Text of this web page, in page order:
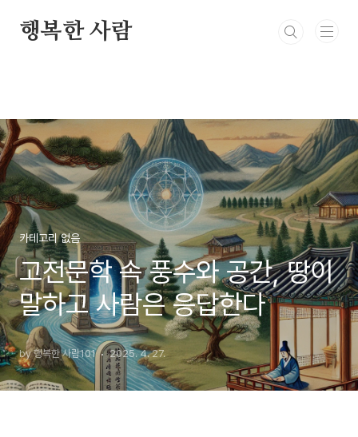
행복한 사람
카테고리 없음
고전문학 속 풍수와 공간, 땅이
말하고 사람은 응답한다
by 행복한 사람101 2025. 4. 27.